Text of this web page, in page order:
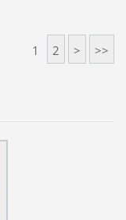
1 2 > >>